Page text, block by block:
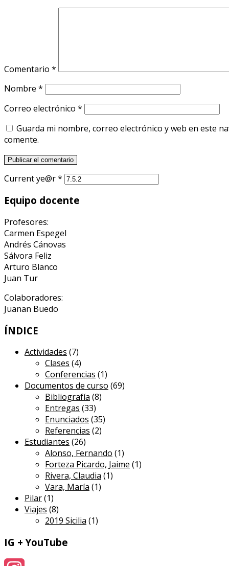
Comentario *
Nombre *
Correo electrónico *
Guarda mi nombre, correo electrónico y web en este
comente.
Current ye@r*
Equipo docente
Profesores:
Carmen Espegel
Andrés Cánovas
Sálvora Feliz
Arturo Blanco
Juan Tur
Colaboradores:
Juanan Buedo
ÍNDICE
Actividades (7)
Clases (4)
Conferencias (1)
Documentos de curso (69)
Bibliografía (8)
Entregas (33)
Enunciados (35)
Referencias (2)
Estudiantes (26)
Alonso, Fernando (1)
Forteza Picardo, Jaime (1)
Rivera, Claudia (1)
Vara, María (1)
Pilar(1)
Viajes (8)
2019 Sicilia (1)
IG + YouTube